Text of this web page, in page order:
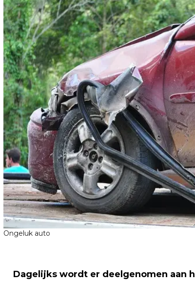
Ongeluk auto
Dagelijks wordt er deelgenomen aan